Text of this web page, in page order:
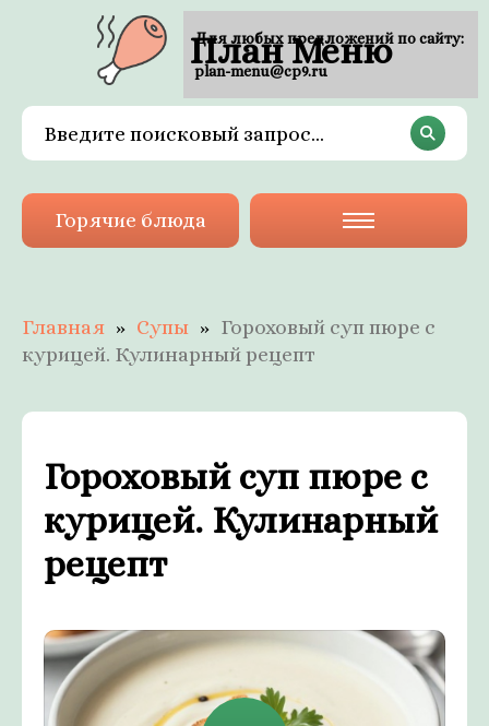
План Меню
Горячие блюда
Главная Супы
Гороховый суп пюре с
курицей. Кулинарный рецепт
Гороховый суп пюре с
курицей. Кулинарный
рецепт
Для любых предложений по сайту:
plan-menu@cp9.ru